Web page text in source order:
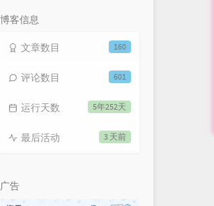
博客信息
160
文章数目
601
评论数目
5年252天
运行天数
3 天前
最后活动
广告